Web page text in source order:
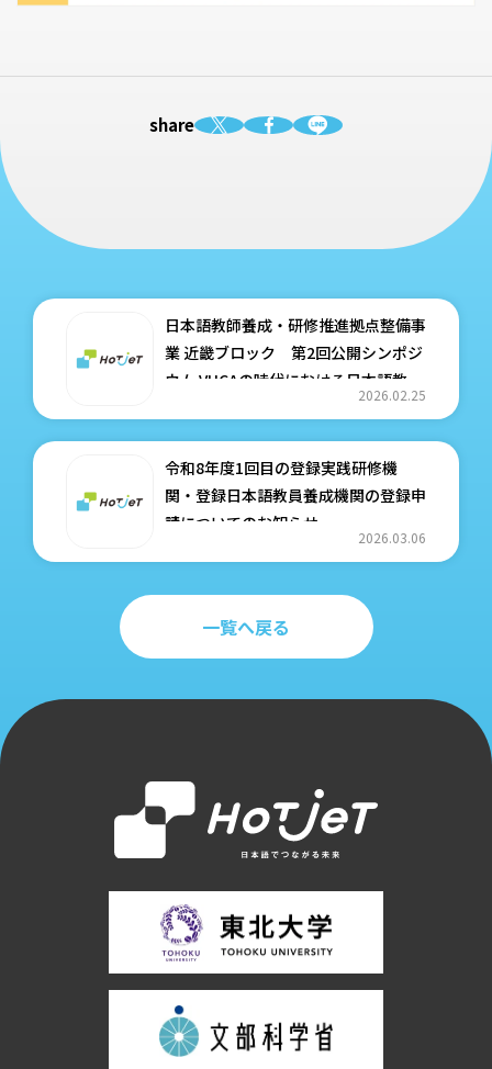
share
日本語教師養成・研修推進拠点整備事
業 近畿ブロック 第2回公開シンポジ
ウム VUCAの時代における日本語教師
養成と教員研修 ―変わるものと変わ
2026.02.25
令和8年度1回目の登録実践研修機
関・登録日本語教員養成機関の登録申
請についてのお知らせ
2026.03.06
一覧へ戻る